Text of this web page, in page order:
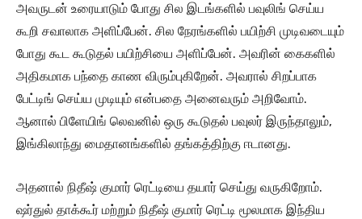
அவருடன் உரையாடும் போது சில இடங்களில் பவுலிங் செய்ய
கூறி சவாலாக அளிப்பேன். சில நேரங்களில் பயிற்சி முடிவடையும்
போது கூட கூடுதல் பயிற்சியை அளிப்பேன். அவரின் கைகளில்
அதிகமாக பந்தை காண விரும்புகிறேன். அவரால் சிறப்பாக
பேட்டிங் செய்ய முடியும் என்பதை அனைவரும் அறிவோம்.
ஆனால் பிளேயிங் லெவனில் ஒரு கூடுதல் பவுலர் இருந்தாலும்,
இங்கிலாந்து மைதானங்களில் தங்கத்திற்கு ஈடானது.
அதனால் நிதீஷ் குமார் ரெட்டியை தயார் செய்து வருகிறோம்.
ஷர்துல் தாக்கூர் மற்றும் நிதீஷ் குமார் ரெட்டி மூலமாக இந்திய